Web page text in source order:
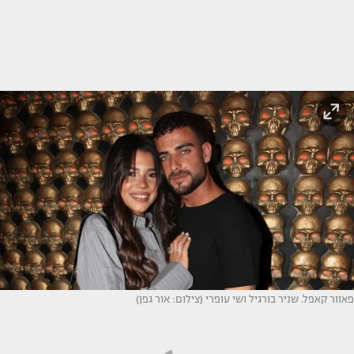
פאוור קאפל. שניר בורגיל ושי עופרי (צילום: אור גפן)